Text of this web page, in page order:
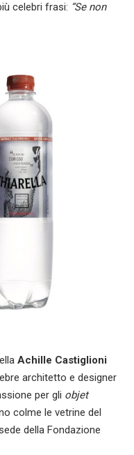
celebri frasi: “Se non
Achille Castiglioni
architetto e designer
per gli objet
colme le vetrine del
della Fondazione